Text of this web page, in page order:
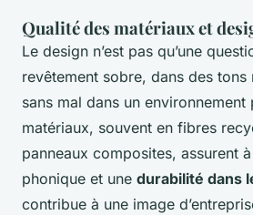
Qualité des matériaux et
Le design n’est pas qu’une
revêtement sobre, dans des tons
sans mal dans un
matériaux, souvent en fibres
panneaux composites, assurent
phonique et une durabilité dans
contribue à une image